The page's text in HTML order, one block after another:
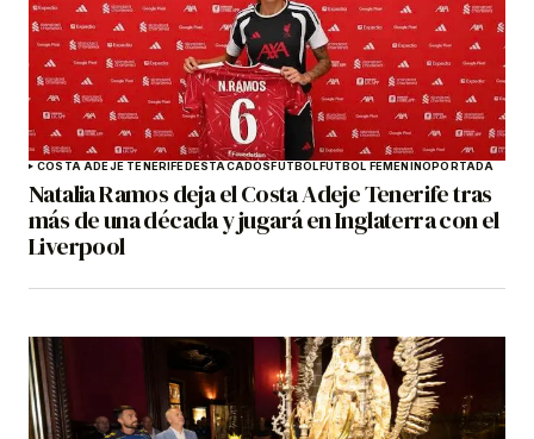
COSTA ADEJE TENERIFEDESTACADOSFÚTBOLFÚTBOL FEMENINOPORTADA
Natalia Ramos deja el Costa Adeje Tenerife tras
más de una década y jugará en Inglaterra con el
Liverpool